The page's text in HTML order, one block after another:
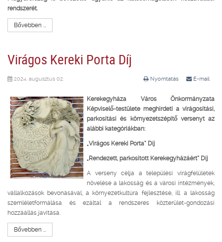
rendszerét.
Bővebben ...
Virágos Kereki Porta Díj
Nyomtatás E-mail
2024. augusztus 02.
Kerekegyháza Város Önkormányzata
Képviselő-testülete meghirdeti a virágosítási,
parkosítási és környezetszépítő versenyt az
alábbi kategóriákban:
„Virágos Kereki Porta” Díj
„Rendezett, parkosított Kerekegyházáért” Díj
A verseny célja a települési virágfelületek
növelése a lakosság és a városi intézmények,
vállalkozások bevonásával, a környezetkultúra fejlesztése, ill. a lakosság
szemléletformálása és ezáltal a rendszeres közterület-gondozási
hozzáállás javítása.
Bővebben ...